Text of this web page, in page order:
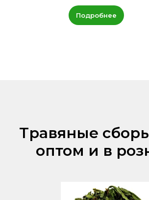
Подробнее
Травяные
оптом и в